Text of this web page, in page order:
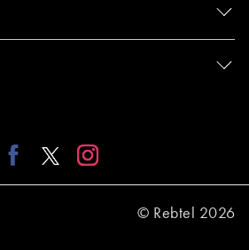
© Rebtel 2026